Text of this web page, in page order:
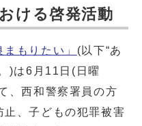
ける啓発活動
もりたい」 (以下“あ
)は6月11日(日曜
、西和警察署員の方
止、子どもの犯罪被害